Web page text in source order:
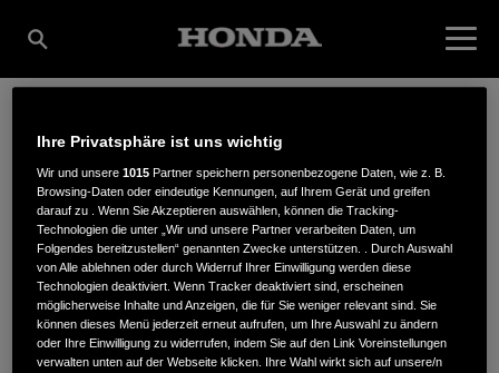
RUDOLF
HAGENGRUBER
Gehmannsberg 22,94269,Rinchnach
Ihre Privatsphäre ist uns wichtig
Wir und unsere1015 Partner speichern personenbezogene Daten, wie z. B.
Browsing-Daten oder eindeutige Kennungen, auf Ihrem Gerät und greifen
darauf zu . Wenn Sie Akzeptieren auswählen, können die Tracking-
Technologien die unter „Wir und unsere Partner verarbeiten Daten, um
Folgendes bereitzustellen“ genannten Zwecke unterstützen. . Durch Auswahl
von Alle ablehnen oder durch Widerruf Ihrer Einwilligung werden diese
Technologien deaktiviert. Wenn Tracker deaktiviert sind, erscheinen
möglicherweise Inhalte und Anzeigen, die für Sie weniger relevant sind. Sie
können dieses Menü jederzeit erneut aufrufen, um Ihre Auswahl zu ändern
oder Ihre Einwilligung zu widerrufen, indem Sie auf den Link Voreinstellungen
verwalten unten auf der Webseite klicken. Ihre Wahl wirkt sich auf unsere/n